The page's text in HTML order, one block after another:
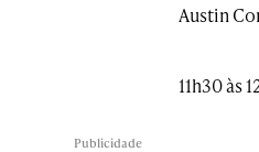
Austin
11h30 às
Publicidade